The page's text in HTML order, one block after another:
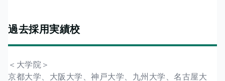
過去採用実績校
＜大学院＞
京都大学、大阪大学、神戸大学、九州大学、名古屋大